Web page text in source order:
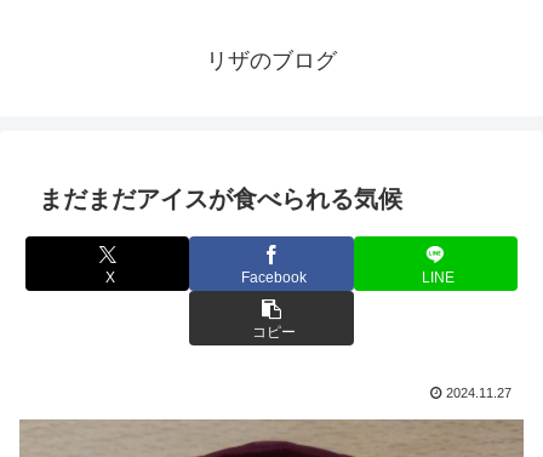
リザのブログ
まだまだアイスが食べられる気候
X Facebook LINE
コピー
2024.11.27